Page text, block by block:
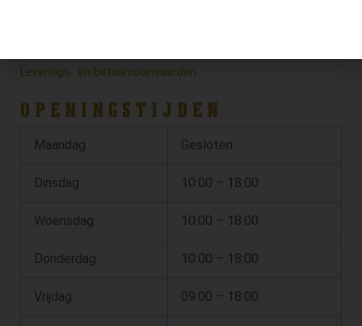
Leverings- en betaalvoorwaarden
OPENINGSTIJDEN
Maandag Gesloten
Dinsdag 10:00 – 18:00
Woensdag 10:00 – 18:00
Donderdag 10:00 – 18:00
Vrijdag 09:00 – 18:00